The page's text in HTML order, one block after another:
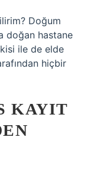
Doğum
doğan hastane
ile de elde
hiçbir
KAYIT